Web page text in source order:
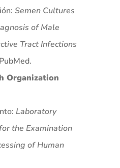
Semen Cultures
of Male
Tract Infections
PubMed.
Organization
Laboratory
the Examination
of Human